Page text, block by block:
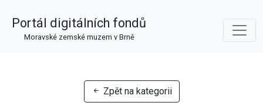
Portál digitálních fondů
Moravské zemské muzem v Brně
Zpět na kategorii